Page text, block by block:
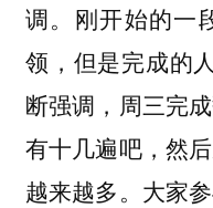
调。刚开始的一
领，但是完成的
断强调，周三完
有十几遍吧，然
越来越多。大家